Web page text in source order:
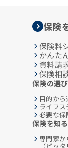
保険
保険料
かんた
資料請
保険相
保険の選
目的から
ライフ
必要な保
保険を知
専門家か